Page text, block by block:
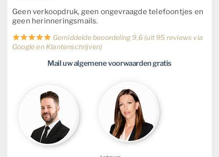
Geen verkoopdruk, geen ongevraagde telefoontjes en
geen herinneringsmails.
Gemiddelde beoordeling 9,6 (uit 95 reviews via
Google en Klantenschrijven)
Mail uw algemene voorwaarden gratis